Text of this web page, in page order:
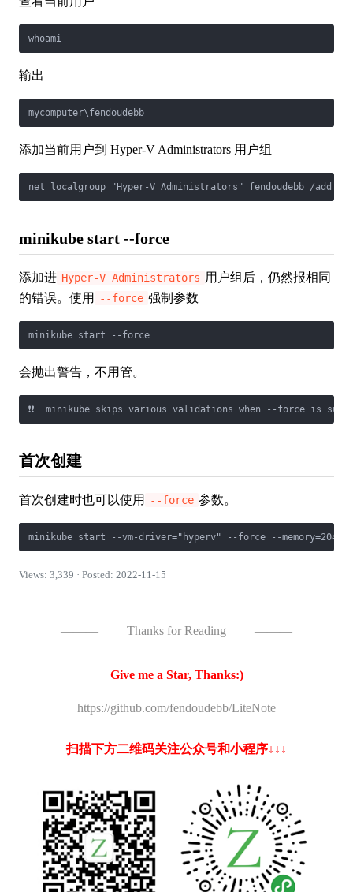
whoami
输出
mycomputer\fendoudebb
添加当前用户到 Hyper-V Administrators 用户组
net localgroup "Hyper-V Administrators" fendoudebb /add
minikube start --force
添加进 Hyper-V Administrators 用户组后，仍然报相同
的错误。使用
--force 强制参数
minikube start --force
会抛出警告，不用管。
❗❗  minikube skips various validations when --force is
首次创建
首次创建时也可以使用 --force 参数。
minikube start --vm-driver="hyperv" --force --
Views: 3,339 · Posted: 2022-11-15
——— Thanks for Reading ———
Give me a Star, Thanks:)
https://github.com/fendoudebb/LiteNote
扫描下方二维码关注公众号和小程序↓↓↓